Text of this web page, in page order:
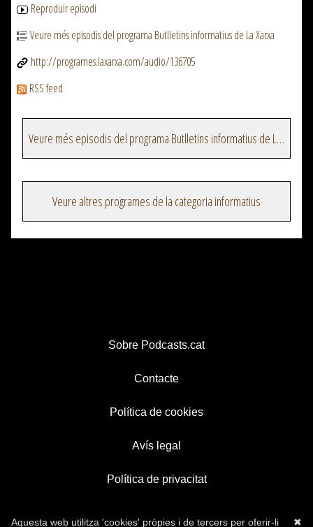
Reproduir episodi
Veure més episodis del programa Butlletins informatius de La Xarxa
http://programes.laxarxa.com/audio/136705
RSS feed
Veure més episodis del programa Butlletins informatius de La Xarxa
Veure altres programes de la categoria informatius
Sobre Podcasts.cat
Contacte
Política de cookies
Avís legal
Política de privacitat
✖
Aquesta web utilitza 'cookies' pròpies i de tercers per oferir-li